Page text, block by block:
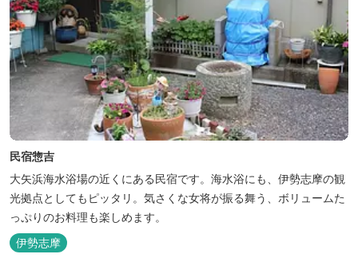
民宿惣吉
大矢浜海水浴場の近くにある民宿です。海水浴にも、伊勢志摩の観
光拠点としてもピッタリ。気さくな女将が振る舞う、ボリュームた
っぷりのお料理も楽しめます。
伊勢志摩